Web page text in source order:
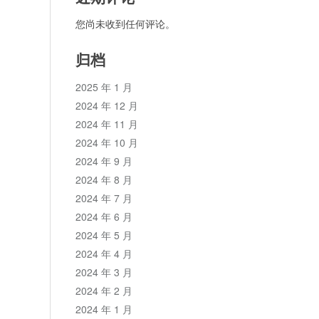
您尚未收到任何评论。
归档
2025 年 1 月
2024 年 12 月
2024 年 11 月
2024 年 10 月
2024 年 9 月
2024 年 8 月
2024 年 7 月
2024 年 6 月
2024 年 5 月
2024 年 4 月
2024 年 3 月
2024 年 2 月
2024 年 1 月